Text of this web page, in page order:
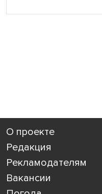
О проекте
Редакция
Рекламодателям
Вакансии